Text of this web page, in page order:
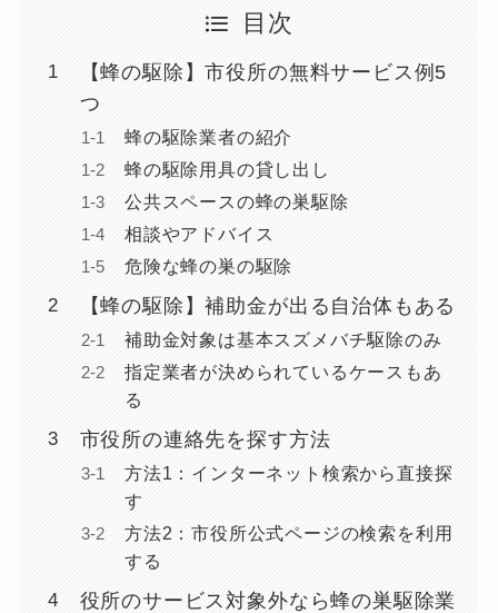
目次
【蜂の駆除】市役所の無料サービス例5
つ
蜂の駆除業者の紹介
蜂の駆除用具の貸し出し
公共スペースの蜂の巣駆除
相談やアドバイス
危険な蜂の巣の駆除
【蜂の駆除】補助金が出る自治体もある
補助金対象は基本スズメバチ駆除のみ
指定業者が決められているケースもあ
る
市役所の連絡先を探す方法
方法1：インターネット検索から直接探
す
方法2：市役所公式ページの検索を利用
する
役所のサービス対象外なら蜂の巣駆除業